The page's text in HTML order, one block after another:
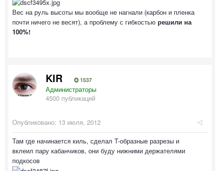
Вес на руль высоты мы вообще не нагнали (карбон и пленка
почти ничего не весят), а проблему с гибкостью решили на
100%!
KIR 1537
Администраторы
4500 публикаций
Опубликовано: 13 июля, 2012
Там где начинается киль, сделал T-образные разрезы и
вклеил пару кабанчиков, они буду нижними держателями
подкосов